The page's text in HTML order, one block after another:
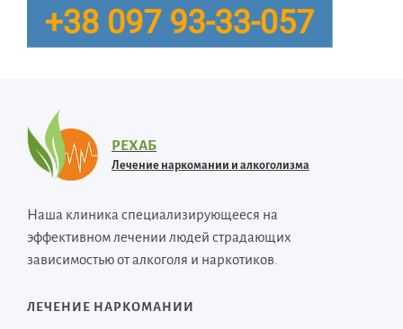
РЕХАБ
Лечение наркомании и алкоголизма
Наша клиника специализирующееся на
эффективном лечении людей страдающих
зависимостью от алкоголя и наркотиков.
ЛЕЧЕНИЕ НАРКОМАНИИ